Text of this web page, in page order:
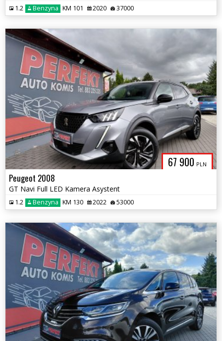
1.2 Benzyna KM 101 2020 37000
67 900 PLN
Peugeot 2008
GT Navi Full LED Kamera Asystent
1.2 Benzyna KM 130 2022 53000